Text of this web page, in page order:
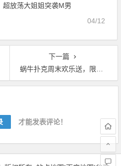
超放荡大姐姐突袭M男
04/12
下一篇
蜗牛扑克周末欢乐送，限时双倍积分等你拿
才能发表评论！